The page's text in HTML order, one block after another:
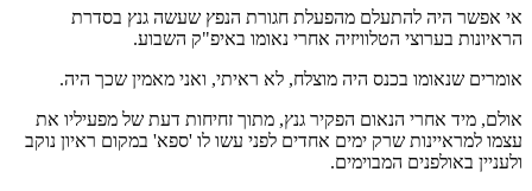
אי אפשר היה להתעלם מהפעלת חגורת הנפץ שעשה גנץ בסדרת
הראיונות בערוצי הטלוויזיה אחרי נאומו באיפ"ק השבוע.
אומרים שנאומו בכנס היה מוצלח, לא ראיתי, ואני מאמין שכך היה.
אולם, מיד אחרי הנאום הפקיר גנץ, מתוך זחיחות דעת של מפעיליו את
עצמו למראיינות שרק ימים אחדים לפני עשו לו 'ספא' במקום ראיון נוקב
ולעניין באולפנים המבוימים.